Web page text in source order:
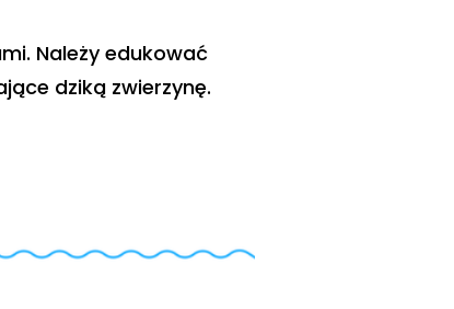
Należy edukować
dziką zwierzynę.